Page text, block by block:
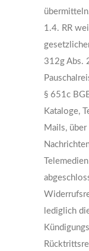
1.4. RR
312g Abs.
§ 651c
Kataloge,
Mails,
lediglich